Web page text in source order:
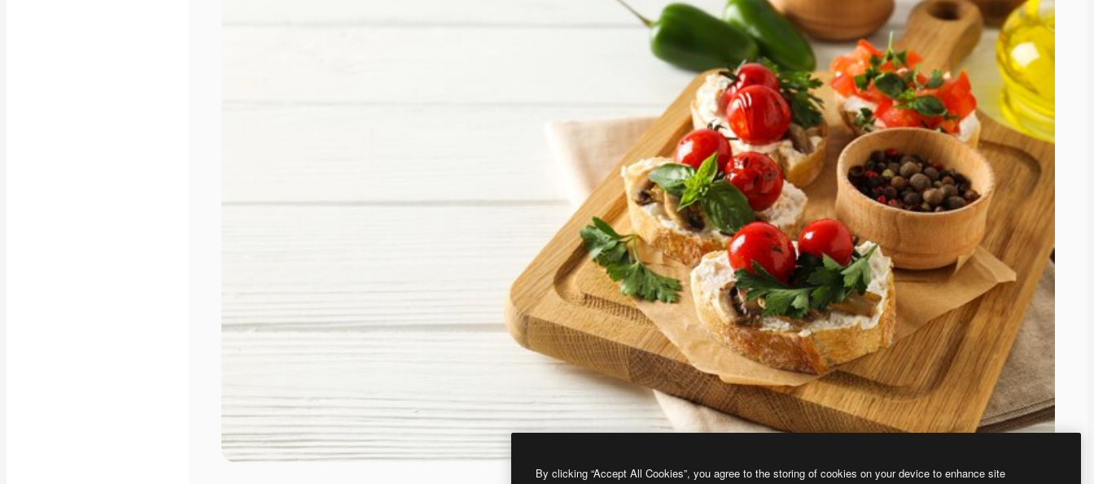
By clicking “Accept All Cookies”, you agree to the storing of cookies on your device to enhance site